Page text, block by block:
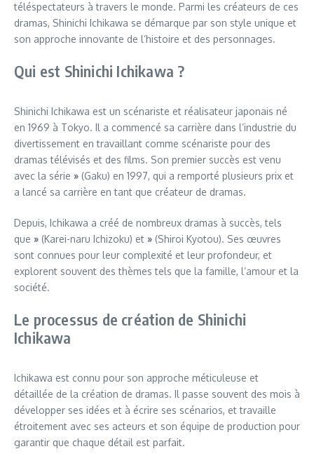
téléspectateurs à travers le monde. Parmi les créateurs de ces
dramas, Shinichi Ichikawa se démarque par son style unique et
son approche innovante de l’histoire et des personnages.
Qui est Shinichi Ichikawa ?
Shinichi Ichikawa est un scénariste et réalisateur japonais né
en 1969 à Tokyo. Il a commencé sa carrière dans l’industrie du
divertissement en travaillant comme scénariste pour des
dramas télévisés et des films. Son premier succès est venu
avec la série » (Gaku) en 1997, qui a remporté plusieurs prix et
a lancé sa carrière en tant que créateur de dramas.
Depuis, Ichikawa a créé de nombreux dramas à succès, tels
que » (Karei-naru Ichizoku) et » (Shiroi Kyotou). Ses œuvres
sont connues pour leur complexité et leur profondeur, et
explorent souvent des thèmes tels que la famille, l’amour et la
société.
Le processus de création de Shinichi
Ichikawa
Ichikawa est connu pour son approche méticuleuse et
détaillée de la création de dramas. Il passe souvent des mois à
développer ses idées et à écrire ses scénarios, et travaille
étroitement avec ses acteurs et son équipe de production pour
garantir que chaque détail est parfait.